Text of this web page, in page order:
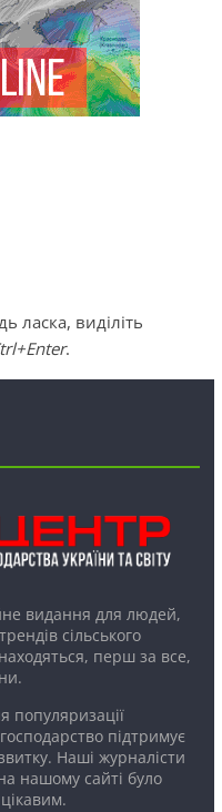
ласка, виділіть
.
видання для людей,
сільського
перш за все,
популяризації
підтримує
Наші журналісти
нашому сайті було